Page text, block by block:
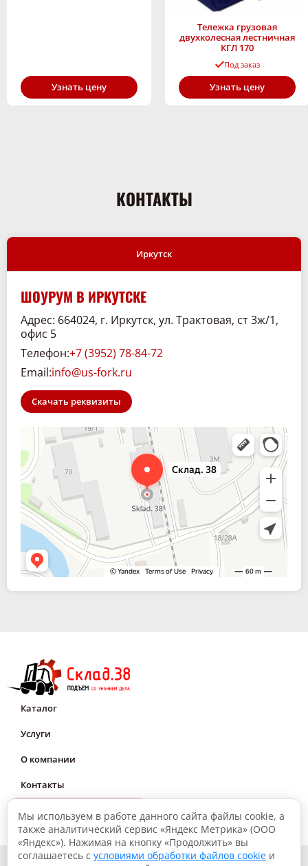
Узнать цену
Тележка грузовая
двухколесная лестничная
КГЛ 170
Под заказ
Узнать цену
КОНТАКТЫ
Иркутск
ШОУРУМ В ИРКУТСКЕ
Адрес: 664024, г. Иркутск, ул. Трактовая, ст 3ж/1,
офис 5
Телефон:+7 (3952) 78-84-72
Email:info@us-fork.ru
Скачать реквизиты
Склад. 38
Спецтехника и спецавтомобили в Иркутске
Каталог
Услуги
О компании
Контакты
© 2026, Склад.38: Подъем со знанием дела
Мы используем в работе данного сайта файлы cookie, а
также аналитический сервис «Яндекс Метрика» (ООО
«Яндекс»). Нажимая на кнопку «Продолжить» вы
соглашаетесь с условиями обработки файлов cookie и